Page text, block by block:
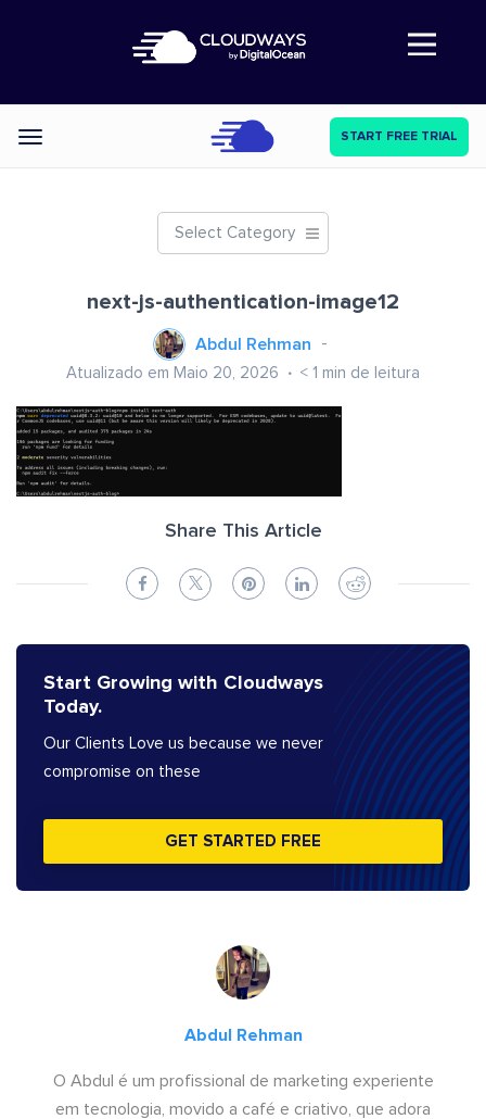
Abre a navegação
Categories START FREE TRIAL
Select Category
next-js-authentication-image12
Abdul Rehman
Atualizado em Maio 20, 2026 < 1 min de leitura
Share This Article
Start Growing with Cloudways
Today.
Our Clients Love us because we never
compromise on these
GET STARTED FREE
Abdul Rehman
O Abdul é um profissional de marketing experiente
em tecnologia, movido a café e criativo, que adora